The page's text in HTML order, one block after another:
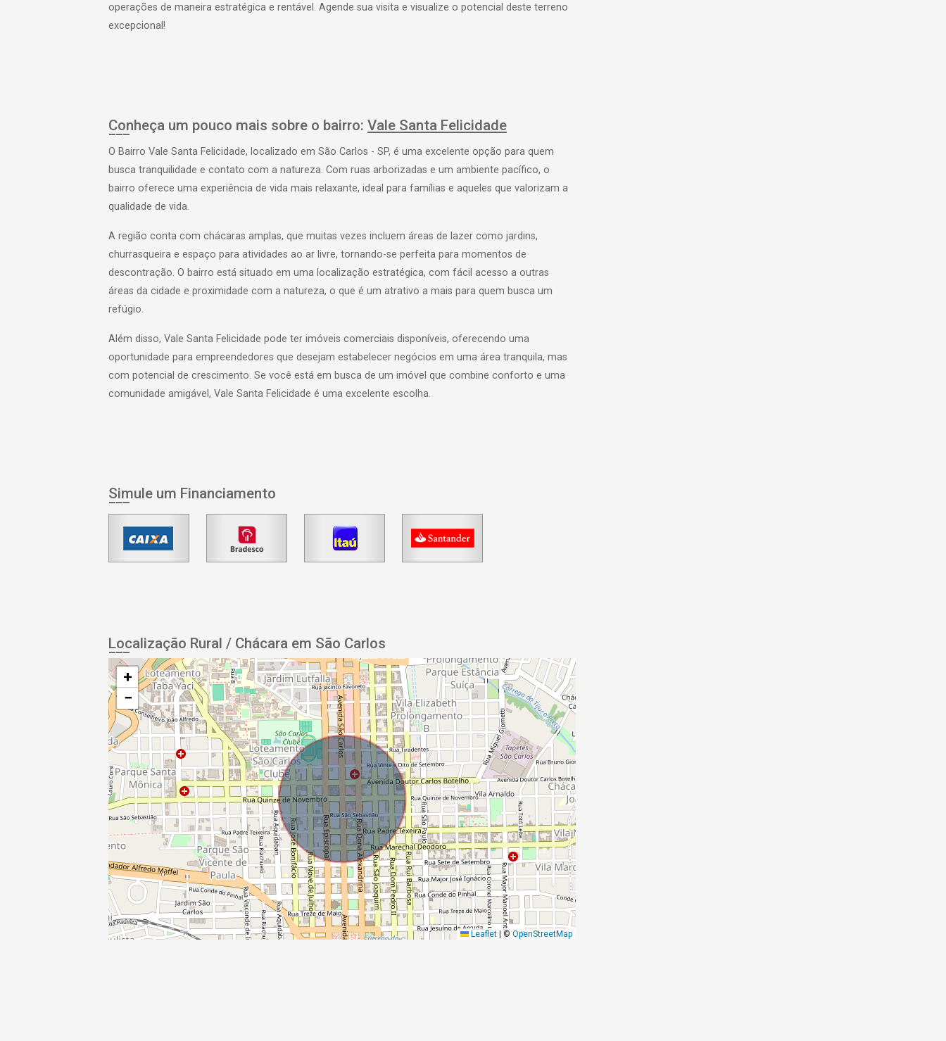
operações de maneira estratégica e rentável. Agende sua visita e visualize o potencial deste terreno
excepcional!
Conheça um pouco mais sobre o bairro: Vale Santa Felicidade
O Bairro Vale Santa Felicidade, localizado em São Carlos - SP, é uma excelente opção para quem
busca tranquilidade e contato com a natureza. Com ruas arborizadas e um ambiente pacífico, o
bairro oferece uma experiência de vida mais relaxante, ideal para famílias e aqueles que valorizam a
qualidade de vida.
A região conta com chácaras amplas, que muitas vezes incluem áreas de lazer como jardins,
churrasqueira e espaço para atividades ao ar livre, tornando-se perfeita para momentos de
descontração. O bairro está situado em uma localização estratégica, com fácil acesso a outras
áreas da cidade e proximidade com a natureza, o que é um atrativo a mais para quem busca um
refúgio.
Além disso, Vale Santa Felicidade pode ter imóveis comerciais disponíveis, oferecendo uma
oportunidade para empreendedores que desejam estabelecer negócios em uma área tranquila, mas
com potencial de crescimento. Se você está em busca de um imóvel que combine conforto e uma
comunidade amigável, Vale Santa Felicidade é uma excelente escolha.
Simule um Financiamento
Localização Rural / Chácara em São Carlos
+
−
Leaflet © OpenStreetMap